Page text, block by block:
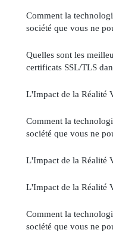
Comment la
société que vous ne
Quelles sont les
certificats SSL/TLS
L'Impact de la Réalité
Comment la
société que vous ne
L'Impact de la Réalité
L'Impact de la Réalité
Comment la
société que vous ne